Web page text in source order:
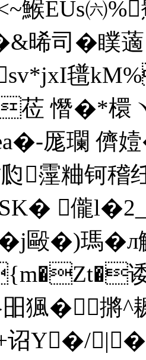
鯸EUs㈥
晞司�瞨
sv*jхI氆
憯�*檈
厖瓓 儕
霪粬钶
儱l�2_
毆�)瑪
猦�摪
Y�/|�-